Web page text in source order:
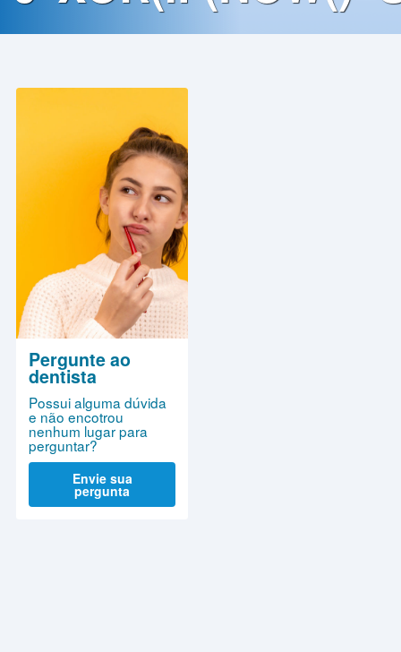
de
Pergunte ao
dentista
Possui alguma dúvida
e não encotrou
nenhum lugar para
perguntar?
Envie sua
pergunta